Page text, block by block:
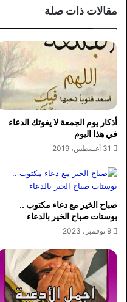
مقالات ذات صلة
أذكار يوم الجمعة لا يفوتك الدعاء
في هذا اليوم
31 أغسطس، 2019
صباح الخير مع دعاء مكتوب ..
بوستات صباح الخير بالدعاء
9 نوفمبر، 2023